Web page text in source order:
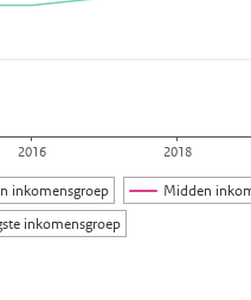
inkomensgroep
Midden
inkomensgroep
2016 2018